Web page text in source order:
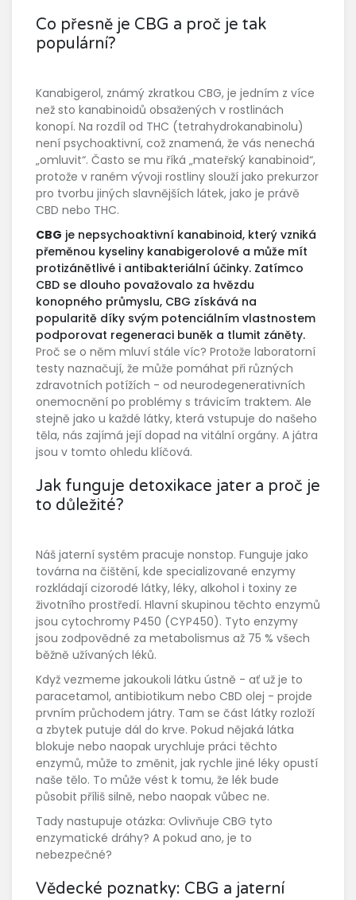
Co přesně je CBG a proč je tak
populární?
Kanabigerol, známý zkratkou CBG, je jedním z více
než sto kanabinoidů obsažených v rostlinách
konopí. Na rozdíl od THC (tetrahydrokanabinolu)
není psychoaktivní, což znamená, že vás nenechá
„omluvit“. Často se mu říká „mateřský kanabinoid“,
protože v raném vývoji rostliny slouží jako prekurzor
pro tvorbu jiných slavnějších látek, jako je právě
CBD nebo THC.
CBG je nepsychoaktivní kanabinoid, který vzniká
přeměnou kyseliny kanabigerolové a může mít
protizánětlivé i antibakteriální účinky. Zatímco
CBD se dlouho považovalo za hvězdu
konopného průmyslu, CBG získává na
popularitě díky svým potenciálním vlastnostem
podporovat regeneraci buněk a tlumit záněty.
Proč se o něm mluví stále víc? Protože laboratorní
testy naznačují, že může pomáhat při různých
zdravotních potížích - od neurodegenerativních
onemocnění po problémy s trávicím traktem. Ale
stejně jako u každé látky, která vstupuje do našeho
těla, nás zajímá její dopad na vitální orgány. A játra
jsou v tomto ohledu klíčová.
Jak funguje detoxikace jater a proč je
to důležité?
Náš jaterní systém pracuje nonstop. Funguje jako
továrna na čištění, kde specializované enzymy
rozkládají cizorodé látky, léky, alkohol i toxiny ze
životního prostředí. Hlavní skupinou těchto enzymů
jsou cytochromy P450 (CYP450). Tyto enzymy
jsou zodpovědné za metabolismus až 75 % všech
běžně užívaných léků.
Když vezmeme jakoukoli látku ústně - ať už je to
paracetamol, antibiotikum nebo CBD olej - projde
prvním průchodem játry. Tam se část látky rozloží
a zbytek putuje dál do krve. Pokud nějaká látka
blokuje nebo naopak urychluje práci těchto
enzymů, může to změnit, jak rychle jiné léky opustí
naše tělo. To může vést k tomu, že lék bude
působit příliš silně, nebo naopak vůbec ne.
Tady nastupuje otázka: Ovlivňuje CBG tyto
enzymatické dráhy? A pokud ano, je to
nebezpečné?
Vědecké poznatky: CBG a jaterní